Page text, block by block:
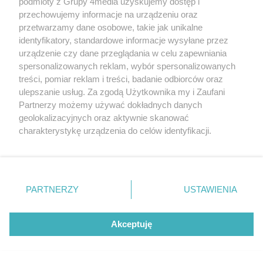
Data dodania artykułu:
08.08.2026 16:40
przechowujemy informacje na urządzeniu oraz
przetwarzamy dane osobowe, takie jak unikalne
identyfikatory, standardowe informacje wysyłane przez
urządzenie czy dane przeglądania w celu zapewniania
spersonalizowanych reklam, wybór spersonalizowanych
treści, pomiar reklam i treści, badanie odbiorców oraz
ulepszanie usług. Za zgodą Użytkownika my i Zaufani
Partnerzy możemy używać dokładnych danych
geolokalizacyjnych oraz aktywnie skanować
charakterystykę urządzenia do celów identyfikacji.
zmienić/wycofać klikając przycisk ustawień prywatności
znajdujący się w lewym dolnym rogu strony
. Niektóre
użytkownika, ale masz prawo sprzeciwić się takiemu
przetwarzaniu. Preferencje będą miały zastosowania tylko
PARTNERZY USTAWIENIA
Akceptuję